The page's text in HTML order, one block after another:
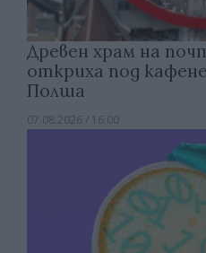
Древен храм на
откриха под кафене
Полша
07.08.2026 / 16:00